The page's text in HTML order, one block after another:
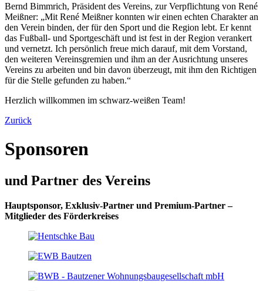
Bernd Bimmrich, Präsident des Vereins, zur Verpflichtung von René
Meißner: „Mit René Meißner konnten wir einen echten Charakter an
den Verein binden, der für den Sport und die Region lebt. Er kennt
das Fußball- und Sportgeschäft und ist fest in der Region verankert
und vernetzt. Ich persönlich freue mich darauf, mit dem Vorstand,
den weiteren Vereinsgremien und ihm an der Ausrichtung unseres
Vereins zu arbeiten und bin davon überzeugt, mit ihm den Richtigen
für die Stelle gefunden zu haben.“
Herzlich willkommen im schwarz-weißen Team!
Zurück
Sponsoren
und Partner des Vereins
Hauptsponsor, Exklusiv-Partner und Premium-Partner –
Mitglieder des Förderkreises